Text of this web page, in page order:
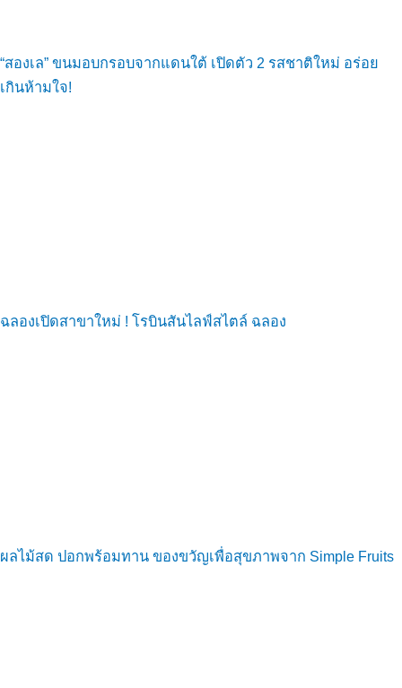
“สองเล” ขนมอบกรอบจากแดนใต้ เปิดตัว 2 รสชาติใหม่ อร่อย
เกินห้ามใจ!
ฉลองเปิดสาขาใหม่ ! โรบินสันไลฟ์สไตล์ ฉลอง
ผลไม้สด ปอกพร้อมทาน ของขวัญเพื่อสุขภาพจาก Simple Fruits